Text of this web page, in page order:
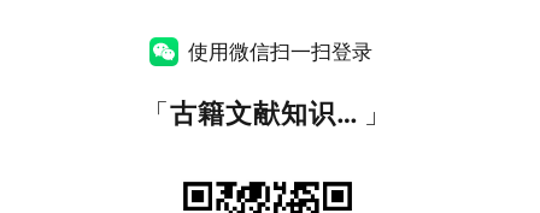
使用微信扫一扫登录
「 古籍文献知识图谱网 」